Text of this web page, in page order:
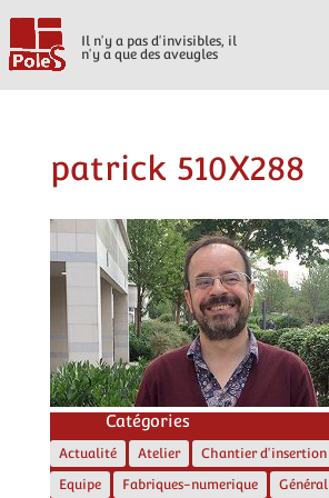
Il n'y a pas d'invisibles, il
n'y a que des aveugles
patrick 510X288
Catégories
Actualité Atelier Chantier d'insertion
Equipe
Fabriques-numerique Général